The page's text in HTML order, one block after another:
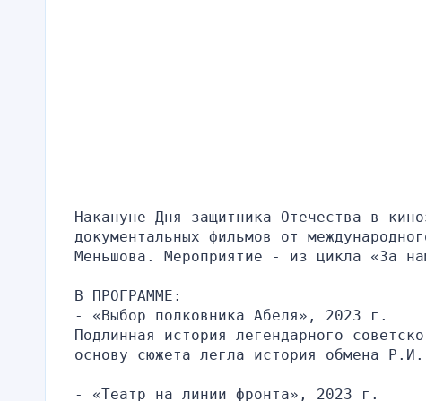
Накануне Дня защитника Отечества в
документальных фильмов от
Меньшова. Мероприятие - из цикла «За
В ПРОГРАММЕ:
- «Выбор полковника Абеля», 2023 г.
Подлинная история легендарного
основу сюжета легла история обмена
- «Театр на линии фронта», 2023 г.